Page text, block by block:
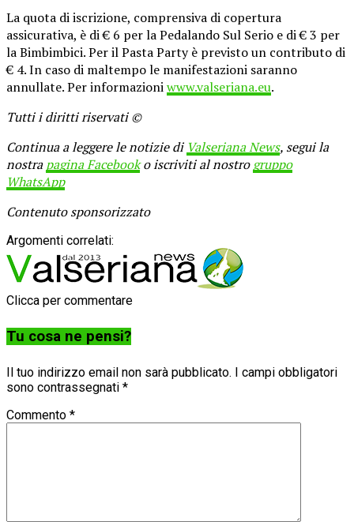
La quota di iscrizione, comprensiva di copertura
assicurativa, è di € 6 per la Pedalando Sul Serio e di € 3 per
la Bimbimbici. Per il Pasta Party è previsto un contributo di
€ 4. In caso di maltempo le manifestazioni saranno
annullate. Per informazioniwww.valseriana.eu.
Tutti i diritti riservati ©
Continua a leggere le notizie di Valseriana News, segui la
nostrapagina Facebooko iscriviti al nostrogruppo
WhatsApp
Contenuto sponsorizzato
Argomenti correlati:
Clicca per commentare
Tu cosa ne pensi?
Il tuo indirizzo email non sarà pubblicato. I campi obbligatori
sono contrassegnati *
Commento *